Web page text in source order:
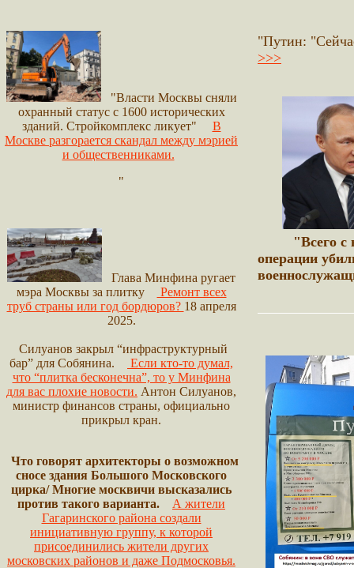
"Власти Москвы сняли
охранный статус с 1600 исторических
зданий. Стройкомплекс ликует" В
Москве разгорается скандал между мэрией
и общественниками.
"
Глава Минфина ругает
мэра Москвы за плитку
Ремонт всех
труб страны или год бордюров? 18 апреля
2025.
Силуанов закрыл “инфраструктурный
бар” для Собянина.
Если кто-то думал,
что “плитка бесконечна”, то у Минфина
для вас плохие новости. Антон Силуанов,
министр финансов страны, официально
прикрыл кран.
Что говорят архитекторы о возможном
сносе здания Большого Московского
цирка/ Многие москвичи высказались
против такого варианта.
А жители
Гагаринского района создали
инициативную группу, к которой
присоединились жители других
московских районов и даже Подмосковья.
"Путин:
>>>
"Всего с
операции